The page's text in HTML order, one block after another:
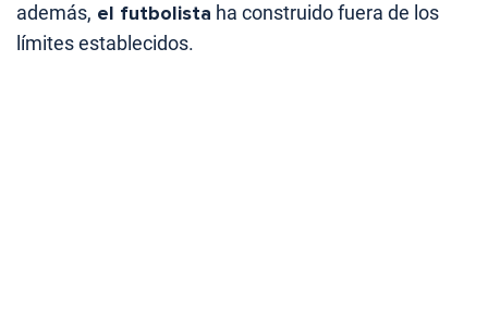
además, el futbolista ha construido fuera de los
límites establecidos.